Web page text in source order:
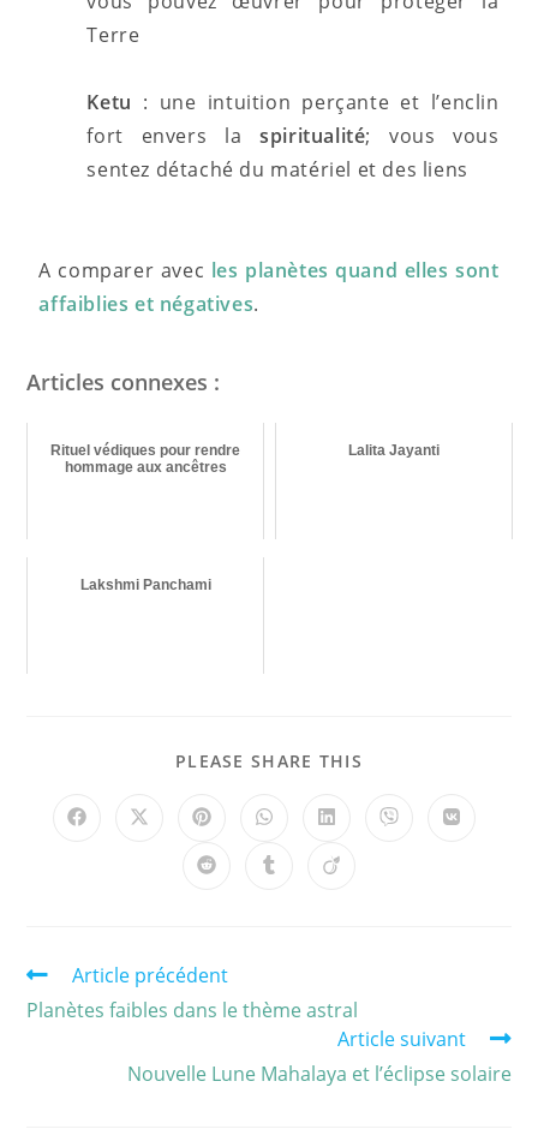
Terre
Ketu : une intuition perçante et l’enclin
fort envers laspiritualité; vous vous
sentez détaché du matériel et des liens
A comparer avec les planètes quand elles sont
affaiblies et négatives.
Articles connexes :
Rituel védiques pour rendre
hommage aux ancêtres
Lalita Jayanti
Lakshmi Panchami
PLEASE SHARE THIS
Article précédent
Planètes faibles dans le thème astral
Article suivant
Nouvelle Lune Mahalaya et l’éclipse solaire